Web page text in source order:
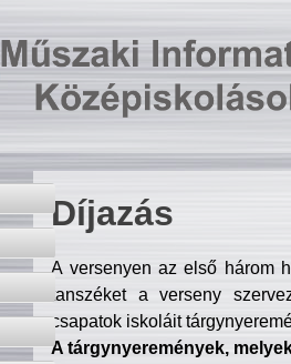
Díjazás
A versenyen az első három
tanszéket a verseny
csapatok iskoláit
A tárgynyeremények,